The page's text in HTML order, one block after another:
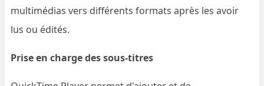
multimédias vers différents formats après les avoir
lus ou édités.
Prise en charge des sous-titres